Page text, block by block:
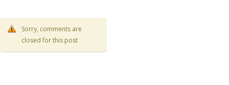
Sorry, comments are
closed for this post